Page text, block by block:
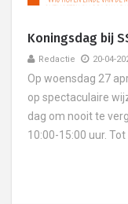
Koningsdag bij
Redactie 20-04-
Op woensdag 27
op spectaculaire
dag om nooit te
10:00-15:00 uur. Tot